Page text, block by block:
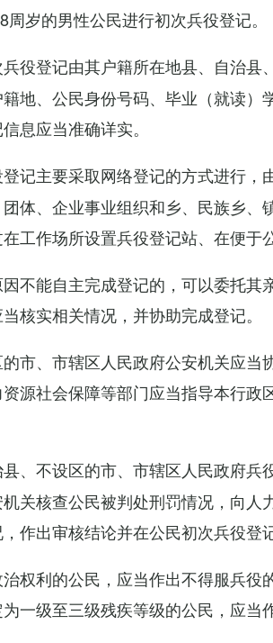
岁的男性公民进行初次兵役登记。
役登记由其户籍所在地县、自治县
地、公民身份号码、毕业（就读）
息应当准确详实。
记主要采取网络登记的方式进行
体、企业事业组织和乡、民族乡
工作场所设置兵役登记站、在便于
不能自主完成登记的，可以委托其
核实相关情况，并协助完成登记。
市、市辖区人民政府公安机关应
源社会保障等部门应当指导本行
、不设区的市、市辖区人民政府
关核查公民被判处刑罚情况，向
作出审核结论并在公民初次兵役登
权利的公民，应当作出不得服兵
一级至三级残疾等级的公民，应当